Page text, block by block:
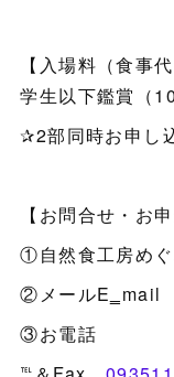
【入場料（食事
学生以下鑑賞（
✰2部同時お申し
【お問合せ・
①自然食工房め
②メールE‗mail
③お電話